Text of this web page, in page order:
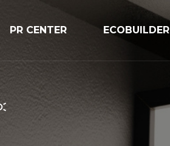
PR CENTER
공지사항
ECOBUILDER